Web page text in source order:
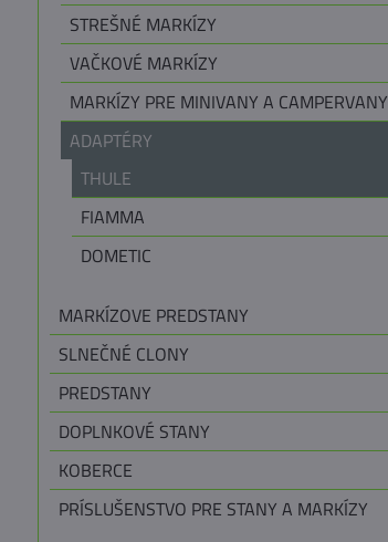
STREŠNÉ MARKÍZY
VAČKOVÉ MARKÍZY
MARKÍZY PRE MINIVANY A CAMPERVANY
ADAPTÉRY
THULE
FIAMMA
DOMETIC
MARKÍZOVE PREDSTANY
SLNEČNÉ CLONY
PREDSTANY
DOPLNKOVÉ STANY
KOBERCE
PRÍSLUŠENSTVO PRE STANY A MARKÍZY